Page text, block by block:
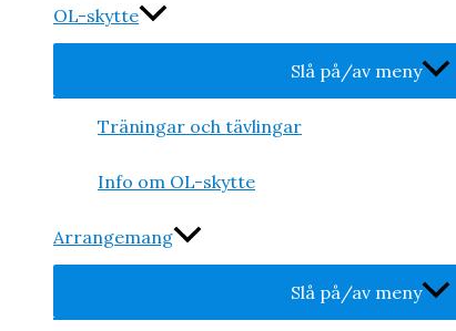
OL-skytte
Slå på/av meny
Träningar och tävlingar
Info om OL-skytte
Arrangemang
Slå på/av meny